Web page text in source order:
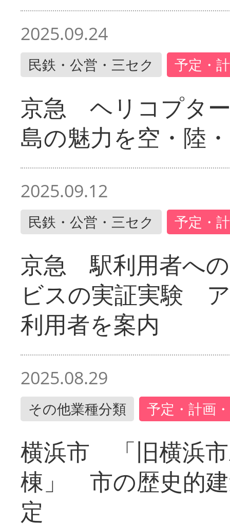
2025.09.24
民鉄・公営・三セク 予定・
京急 ヘリコプタ
島の魅力を空・陸
2025.09.12
民鉄・公営・三セク 予定・
京急 駅利用者へ
ビスの実証実験
利用者を案内
2025.08.29
その他業種分類 予定・計画
横浜市 「旧横浜
棟」 市の歴史的
定